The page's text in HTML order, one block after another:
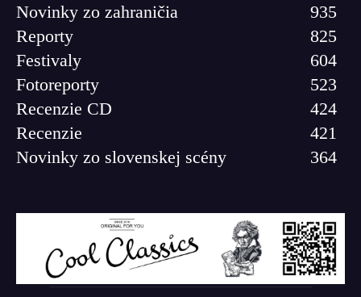
Novinky zo zahraničia
935
Reporty
825
Festivaly
604
Fotoreporty
523
Recenzie CD
424
Recenzie
421
Novinky zo slovenskej scény
364